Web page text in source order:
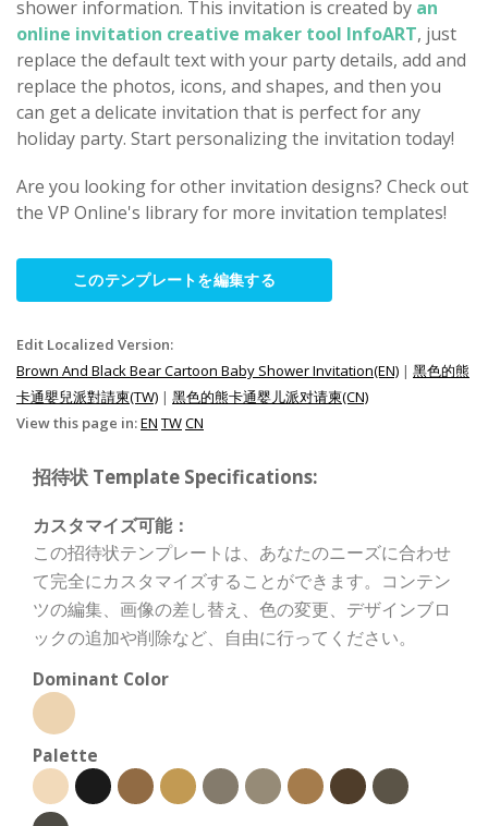
shower information. This invitation is created by an
online invitation creative maker tool InfoART, just
replace the default text with your party details, add and
replace the photos, icons, and shapes, and then you
can get a delicate invitation that is perfect for any
holiday party. Start personalizing the invitation today!
Are you looking for other invitation designs? Check out
the VP Online's library for more invitation templates!
このテンプレートを編集する
Edit Localized Version:
Brown And Black Bear Cartoon Baby Shower Invitation(EN) | 黑色的熊
卡通嬰兒派對請柬(TW) | 黑色的熊卡通婴儿派对请柬(CN)
View this page in:EN TWCN
招待状 Template Specifications:
カスタマイズ可能：
この招待状テンプレートは、あなたのニーズに合わせ
て完全にカスタマイズすることができます。コンテン
ツの編集、画像の差し替え、色の変更、デザインブロ
ックの追加や削除など、自由に行ってください。
Dominant Color
Palette